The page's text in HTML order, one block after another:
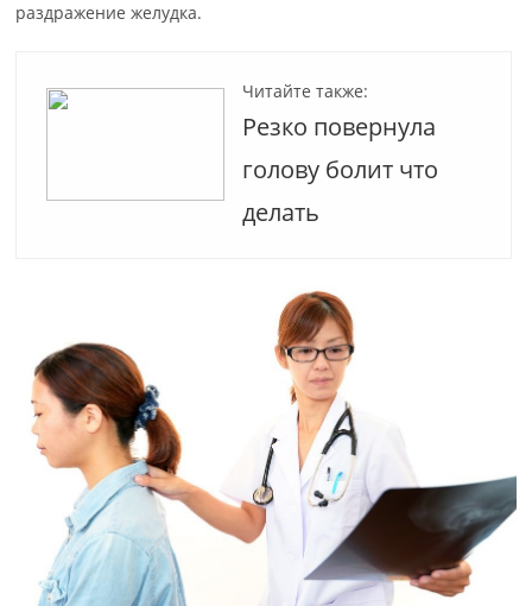
раздражение желудка.
Читайте также:
Резко повернула
голову болит что
делать